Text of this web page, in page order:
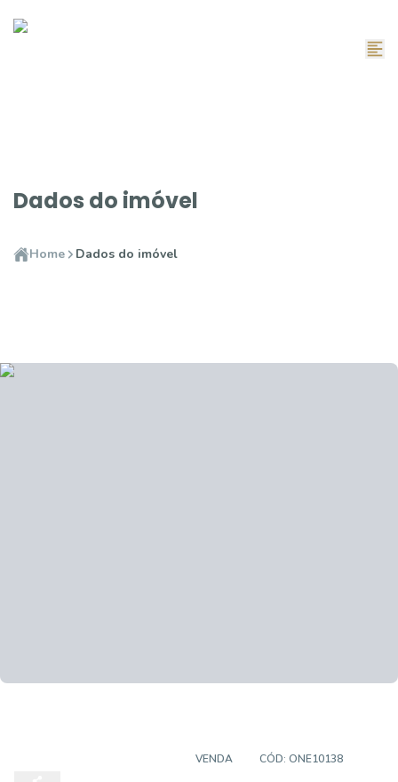
Dados do imóvel
Home Dados do imóvel
VENDA CÓD: ONE10138